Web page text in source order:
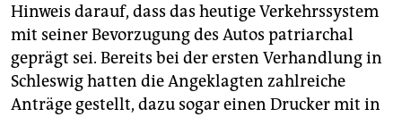
Hinweis darauf, dass das heutige Verkehrssystem
mit seiner Bevorzugung des Autos patriarchal
geprägt sei. Bereits bei der ersten Verhandlung in
Schleswig hatten die Angeklagten zahlreiche
Anträge gestellt, dazu sogar einen Drucker mit in